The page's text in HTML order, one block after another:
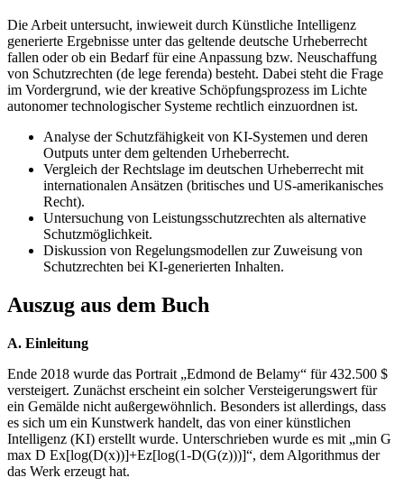
Die Arbeit untersucht, inwieweit durch Künstliche Intelligenz
generierte Ergebnisse unter das geltende deutsche Urheberrecht
fallen oder ob ein Bedarf für eine Anpassung bzw. Neuschaffung
von Schutzrechten (de lege ferenda) besteht. Dabei steht die Frage
im Vordergrund, wie der kreative Schöpfungsprozess im Lichte
autonomer technologischer Systeme rechtlich einzuordnen ist.
Analyse der Schutzfähigkeit von KI-Systemen und deren
Outputs unter dem geltenden Urheberrecht.
Vergleich der Rechtslage im deutschen Urheberrecht mit
internationalen Ansätzen (britisches und US-amerikanisches
Recht).
Untersuchung von Leistungsschutzrechten als alternative
Schutzmöglichkeit.
Diskussion von Regelungsmodellen zur Zuweisung von
Schutzrechten bei KI-generierten Inhalten.
Auszug aus dem Buch
A. Einleitung
Ende 2018 wurde das Portrait „Edmond de Belamy“ für 432.500 $
versteigert. Zunächst erscheint ein solcher Versteigerungswert für
ein Gemälde nicht außergewöhnlich. Besonders ist allerdings, dass
es sich um ein Kunstwerk handelt, das von einer künstlichen
Intelligenz (KI) erstellt wurde. Unterschrieben wurde es mit „min G
max D Ex[log(D(x))]+Ez[log(1-D(G(z)))]“, dem Algorithmus der
das Werk erzeugt hat.